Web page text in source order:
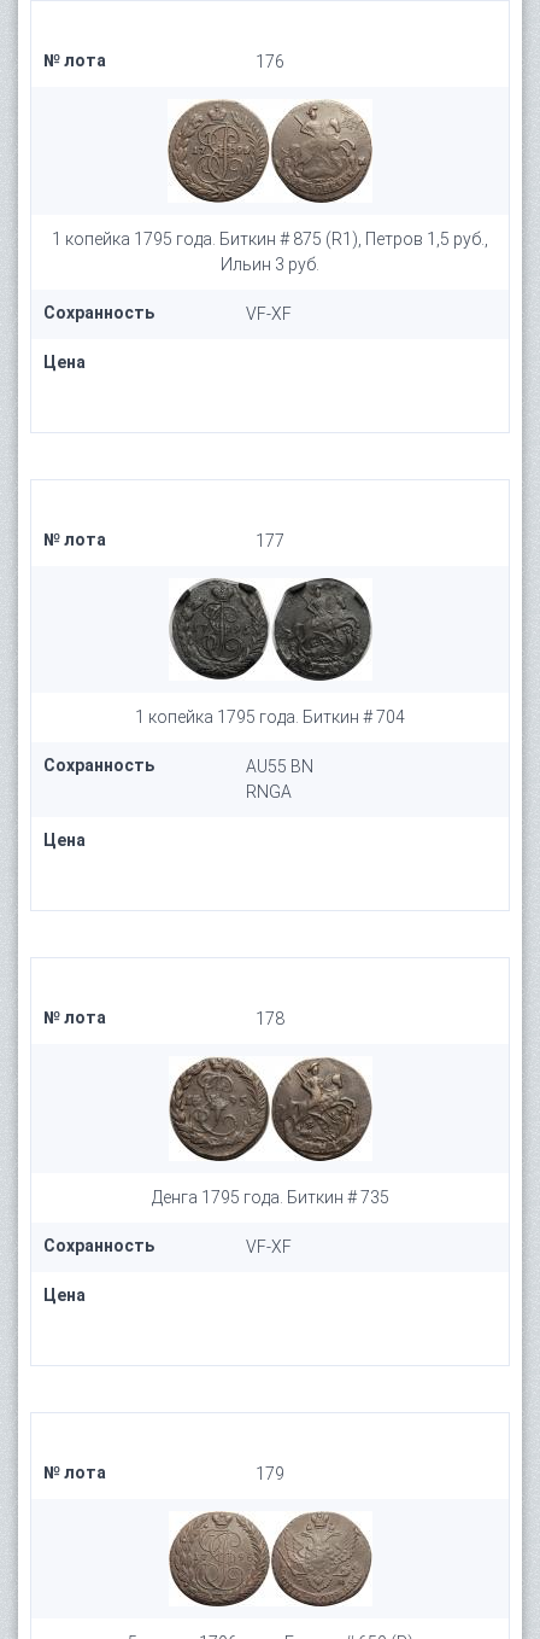
№ лота 176
1 копейка 1795 года. Биткин # 875 (R1), Петров 1,5 руб.,
Ильин 3 руб.
Сохранность VF-XF
Цена
№ лота 177
1 копейка 1795 года. Биткин # 704
Сохранность
AU55 BN
RNGA
Цена
№ лота 178
Денга 1795 года. Биткин # 735
Сохранность VF-XF
Цена
№ лота 179